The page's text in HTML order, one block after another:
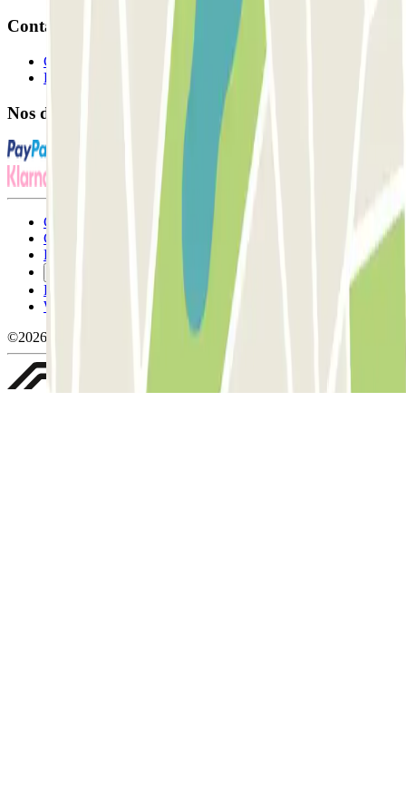
Contact
Contactez-nous
FAQ
Nos différents modes de paiement:
Conditions générales d'utilisation et contrat
Conditions d'annulation
Politique relative aux cookies
Politique de confidentialité
Whistleblowing
©2026 Parclick. Tous droits réservés